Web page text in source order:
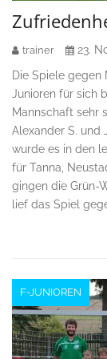
trainer
23.
Die Spiele gegen
Junioren für sich
Mannschaft sehr
Alexander S. und
wurde es in den
für Tanna,
gingen die Grün-
lief das Spiel
F-JUNIOREN